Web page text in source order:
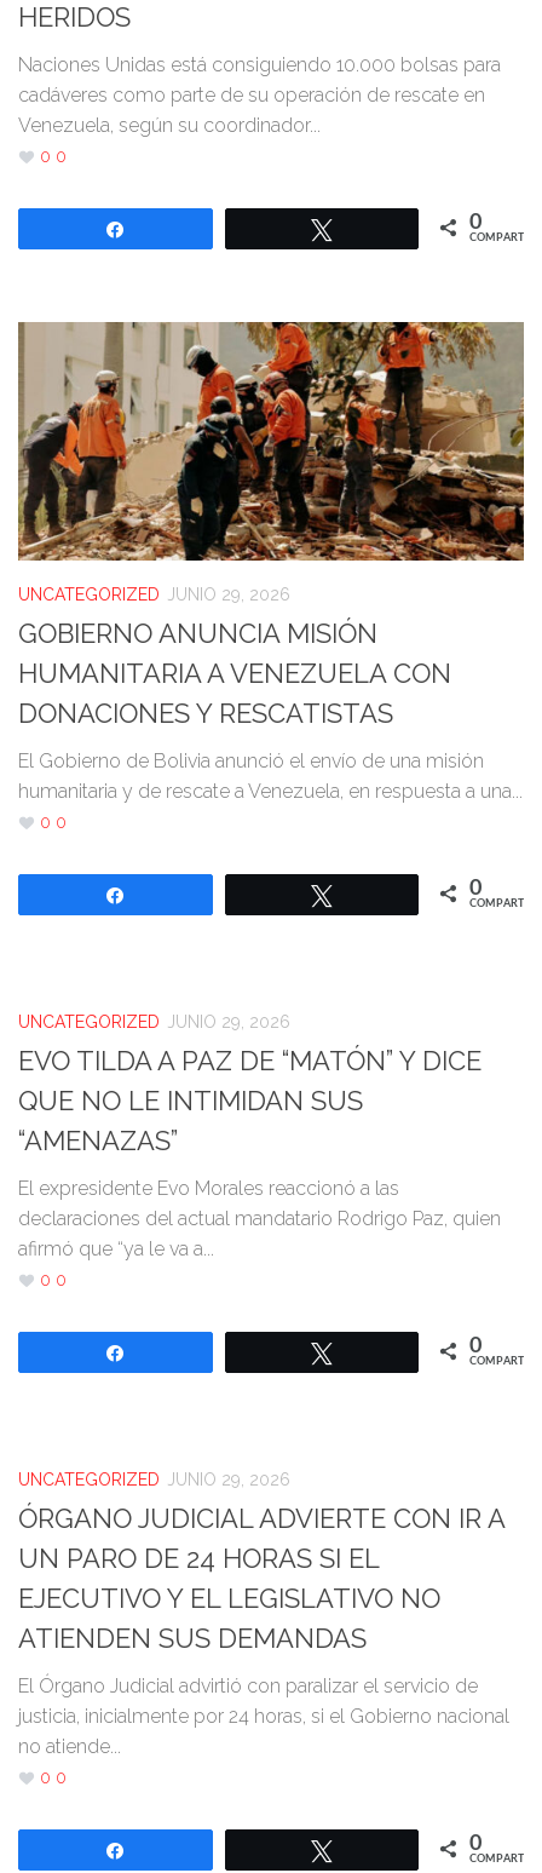
HERIDOS
Naciones Unidas está consiguiendo 10.000 bolsas para
cadáveres como parte de su operación de rescate en
Venezuela, según su coordinador...
0 0
0
COMPARTIR
UNCATEGORIZED JUNIO 29, 2026
GOBIERNO ANUNCIA MISIÓN
HUMANITARIA A VENEZUELA CON
DONACIONES Y RESCATISTAS
El Gobierno de Bolivia anunció el envío de una misión
humanitaria y de rescate a Venezuela, en respuesta a una...
0 0
0
COMPARTIR
UNCATEGORIZED JUNIO 29, 2026
EVO TILDA A PAZ DE “MATÓN” Y DICE
QUE NO LE INTIMIDAN SUS
“AMENAZAS”
El expresidente Evo Morales reaccionó a las
declaraciones del actual mandatario Rodrigo Paz, quien
afirmó que “ya le va a...
0 0
0
COMPARTIR
UNCATEGORIZED JUNIO 29, 2026
ÓRGANO JUDICIAL ADVIERTE CON IR A
UN PARO DE 24 HORAS SI EL
EJECUTIVO Y EL LEGISLATIVO NO
ATIENDEN SUS DEMANDAS
El Órgano Judicial advirtió con paralizar el servicio de
justicia, inicialmente por 24 horas, si el Gobierno nacional
no atiende...
0 0
0
COMPARTIR